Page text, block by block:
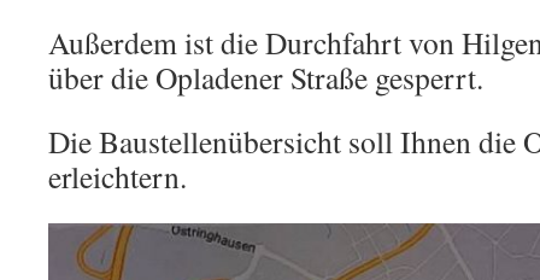
Außerdem ist die Durchfahrt von
über die Opladener Straße gesperrt.
Die Baustellenübersicht soll Ihnen die
erleichtern.